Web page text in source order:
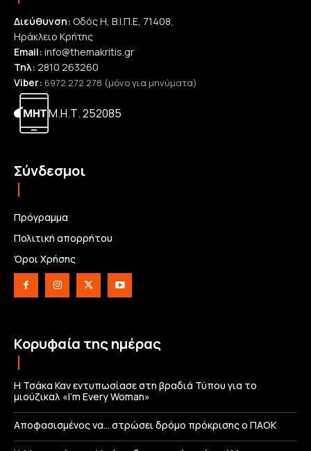
Διεύθυνση: Οδός Η, Β.Ι.Π.Ε, 71408,
Ηράκλειο Κρήτης
Email: info@themakritis.gr
Τηλ: 2810 263260
Viber: 6972 272 278 (μόνο για μηνύματα)
Μ.Η.Τ. 252085
Σύνδεσμοι
Πρόγραμμα
Πολιτική απορρήτου
Όροι Χρήσης
Κορυφαία της ημέρας
Η Τσάκα Καν εντυπωσίασε στη βραδιά Τύπου για το
μιούζικαλ «I’m Every Woman»
Αποφασισμένος να… στρώσει δρόμο πρόκρισης ο ΠΑΟΚ